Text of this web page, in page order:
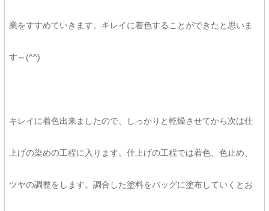
業をすすめていきます。キレイに着色することができたと思いま
す～(^^)
キレイに着色出来ましたので、しっかりと乾燥させてから次は仕
上げの染めの工程に入ります。仕上げの工程では着色、色止め、
ツヤの調整をします。調合した塗料をバッグに塗布していくとお